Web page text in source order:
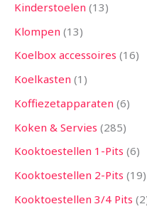
Kinderstoelen 13
Klompen 13
Koelbox accessoires 16
Koelkasten 1
Koffiezetapparaten 6
Koken & Servies 285
Kooktoestellen 1-Pits 6
Kooktoestellen 2-Pits 19
Kooktoestellen 3/4 Pits 2